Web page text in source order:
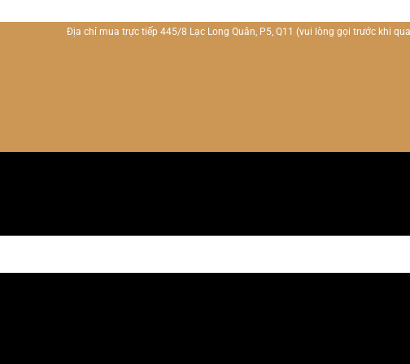
Địa chỉ mua trực tiếp 445/8 Lạc Long Quân, P5, Q11 (vui lòng gọi trước khi